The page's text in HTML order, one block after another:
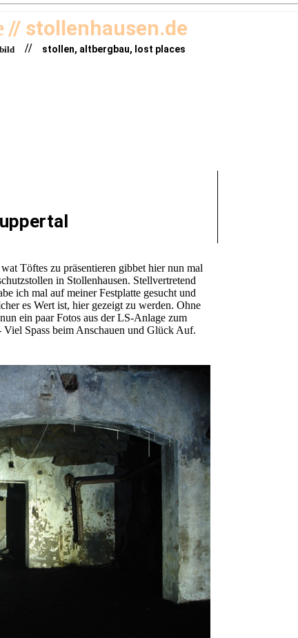
// stollenhausen.de
// stollen, altbergbau, lost places
Töftes zu präsentieren gibbet hier nun mal
in Stollenhausen. Stellvertretend
ich mal auf meiner Festplatte gesucht und
es Wert ist, hier gezeigt zu werden. Ohne
ein paar Fotos aus der LS-Anlage zum
Spass beim Anschauen und Glück Auf.